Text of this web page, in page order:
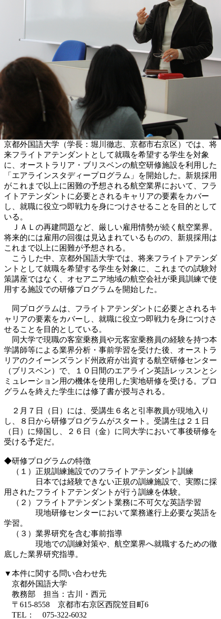
京都外国語大学（学長：堀川徹志、京都市右京区）では、将
来フライトアテンダントとして就職を希望する学生を対象
に、オーストラリア・ブリスベンの航空研修施設を利用した
「エアラインスタディープログラム」を開始した。新規採用
がこれまで以上に困難の予想される航空業界において、フラ
イトアテンダントに必要とされるキャリアの要素をカバー
し、就職に役立つ即戦力を身につけさせることを目的として
いる。
ＪＡＬの再建問題など、厳しい雇用情勢が続く航空業界。
将来的には雇用の回復は見込まれているものの、新規採用は
これまで以上に困難が予想される。
こうした中、京都外国語大学では、将来フライトアテンダ
ントとして就職を希望する学生を対象に、これまでの試験対
策講座ではなく、オセアニア地域の航空会社が乗員訓練で使
用する施設での研修プログラムを開始した。
同プログラムは、フライトアテンダントに必要とされるキ
ャリアの要素をカバーし、就職に役立つ即戦力を身につけさ
せることを目的としている。
同大学で現職の客室乗務員や元客室乗務員の経験を持つ本
学講師等による業界分析・事前学習を受けた後、オーストラ
リアのクイーンズランド州政府が出資する航空研修センター
（ブリスベン）で、１０日間のエアライン英語レッスンとシ
ミュレーション用の機体を使用した実地研修を受ける。プロ
グラムを終えた学生には修了書が授与される。
２月７日（日）には、受講生６名と引率教員が現地入り
し、８日から研修プログラムがスタート。受講生は２１日
（日）に帰国し、２６日（金）に同大学において事後研修を
受ける予定だ。
◆研修プログラムの特徴
（１）正規訓練施設でのフライトアテンダント訓練
日本では経験できない正規の訓練施設で、実際に採
用されたフライトアテンダントが行う訓練を体験。
（２）フライトアテンダント業務に不可欠な英語学習
現地研修センターにおいて業務遂行上必要な英語を
学習。
（３）業界研究を含む事前指導
現地での訓練対策や、航空業界へ就職するための徹
底した業界研究指導。
▼本件に関する問い合わせ先
京都外国語大学
教務部 担当：古川・西元
〒615-8558 京都市右京区西院笠目町6
TEL： 075-322-6032